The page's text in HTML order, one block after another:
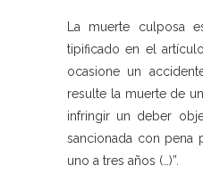
La muerte culposa
tipificado en el
ocasione un
resulte la muerte de
infringir un deber
sancionada con pena
uno a tres años (…)”.